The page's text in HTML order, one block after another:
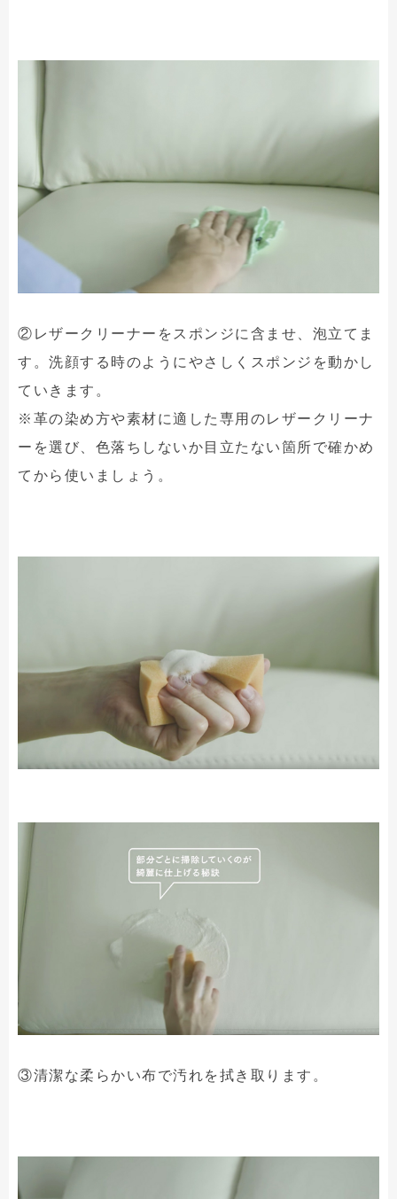
②レザークリーナーをスポンジに含ませ、泡立てま
す。洗顔する時のようにやさしくスポンジを動かし
ていきます。
※革の染め方や素材に適した専用のレザークリーナ
ーを選び、色落ちしないか目立たない箇所で確かめ
てから使いましょう。
③清潔な柔らかい布で汚れを拭き取ります。